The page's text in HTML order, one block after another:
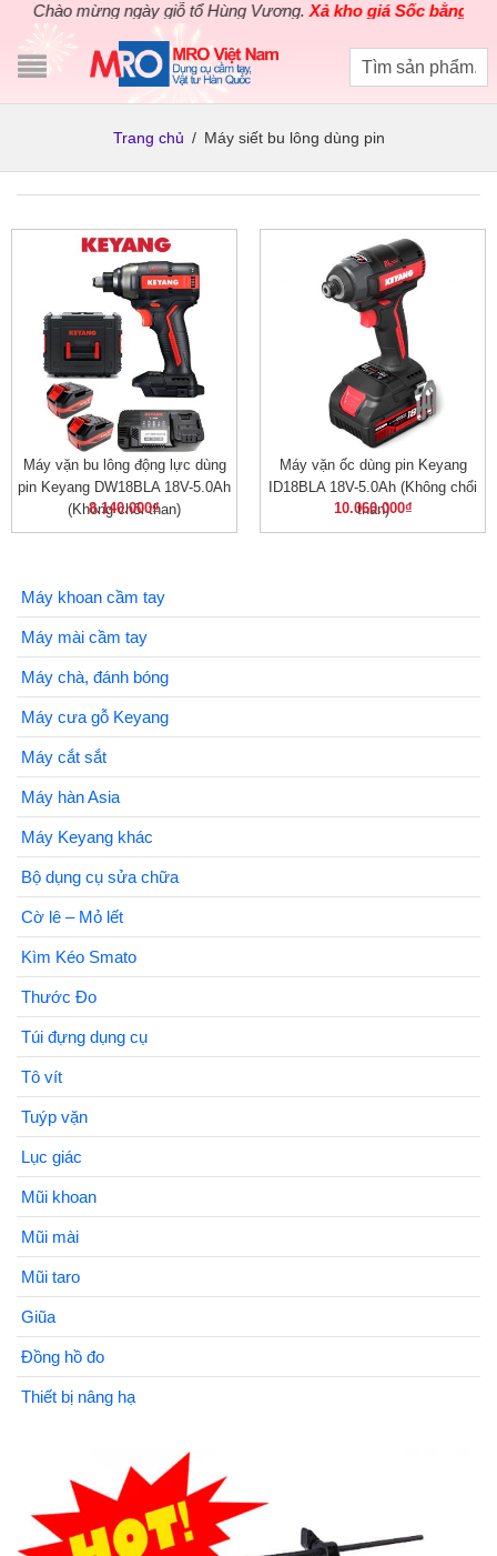
Chào mừng ngày giỗ tổ Hùng Vương.Xả kho giá Sốc bằng giá
Trang chủ / Máy siết bu lông dùng pin
Máy vặn bu lông động lực dùng
pin Keyang DW18BLA 18V-5.0Ah
(Không chổi than)
8.140.000₫
Máy vặn ốc dùng pin Keyang
ID18BLA 18V-5.0Ah (Không chổi
than)
10.060.000₫
Máy khoan cầm tay
Máy mài cầm tay
Máy chà, đánh bóng
Máy cưa gỗ Keyang
Máy cắt sắt
Máy hàn Asia
Máy Keyang khác
Bộ dụng cụ sửa chữa
Cờ lê – Mỏ lết
Kìm Kéo Smato
Thước Đo
Túi đựng dụng cụ
Tô vít
Tuýp vặn
Lục giác
Mũi khoan
Mũi mài
Mũi taro
Giũa
Đồng hồ đo
Thiết bị nâng hạ